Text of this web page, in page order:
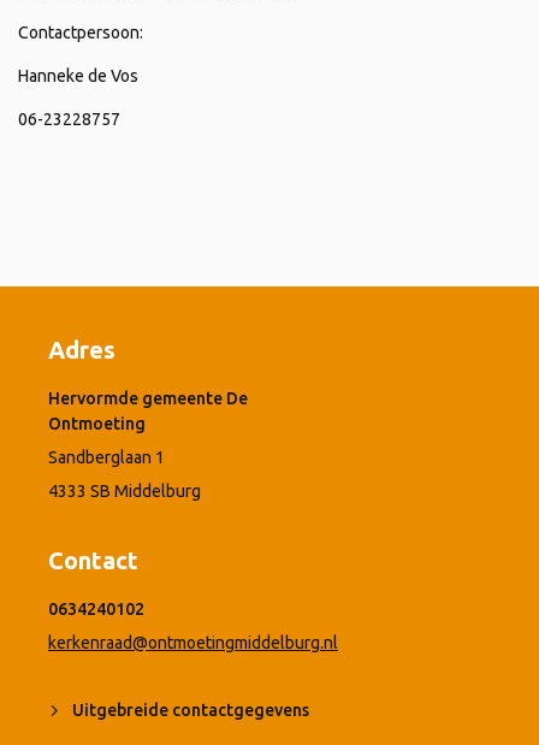
Contactpersoon:
Hanneke de Vos
06-23228757
Adres
Hervormde gemeente De
Ontmoeting
Sandberglaan 1
4333 SB Middelburg
Contact
0634240102
kerkenraad@ontmoetingmiddelburg.nl
Uitgebreide contactgegevens